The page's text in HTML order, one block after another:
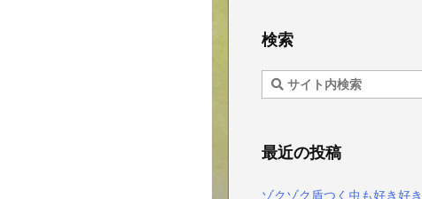
検索
最近の投稿
ゾクゾク盾つく虫も好き好き